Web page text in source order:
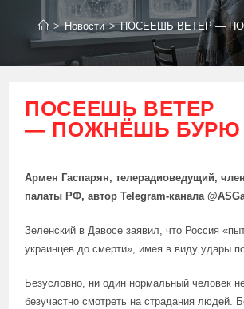
> Новости > ПОСЕЕШЬ ВЕТЕР —
ПОСЕЕШЬ ВЕТЕР
— ПОЖНЁШЬ БУРЮ
Армен Гаспарян, телерадиоведущий,
палаты РФ, автор Telegram-канала
Зеленский в Давосе заявил, что Россия
украинцев до смерти», имея в виду удары
Безусловно, ни один нормальный человек
безучастно смотреть на страдания людей.